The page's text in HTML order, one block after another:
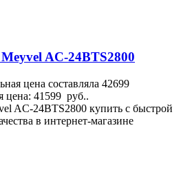
AC-24BTS2800
цена составляла 42699
цена: 41599 руб..
AC-24BTS2800 купить с быстрой
в интернет-магазине